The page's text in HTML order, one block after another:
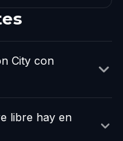
City con
libre hay en